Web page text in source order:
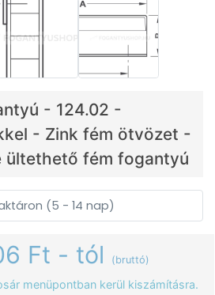
- 124.02 -
- Zink fém ötvözet -
ültethető fém fogantyú
(5 - 14 nap)
Ft - tól (bruttó)
menüpontban kerül kiszámításra.